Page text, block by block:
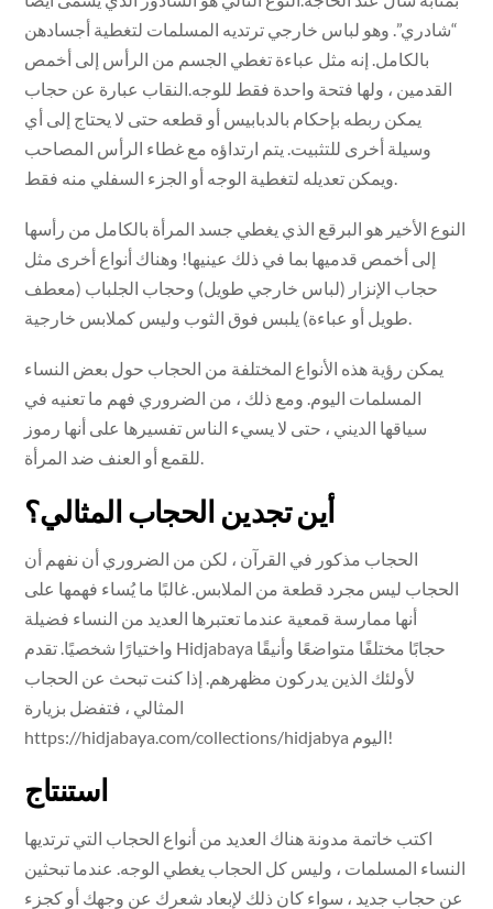
“شادري”. وهو لباس خارجي ترتديه المسلمات لتغطية أجسادهن
بالكامل. إنه مثل عباءة تغطي الجسم من الرأس إلى أخمص
القدمين ، ولها فتحة واحدة فقط للوجه.النقاب عبارة عن حجاب
يمكن ربطه بإحكام بالدبابيس أو قطعه حتى لا يحتاج إلى أي
وسيلة أخرى للتثبيت. يتم ارتداؤه مع غطاء الرأس المصاحب
ويمكن تعديله لتغطية الوجه أو الجزء السفلي منه فقط.
النوع الأخير هو البرقع الذي يغطي جسد المرأة بالكامل من رأسها
إلى أخمص قدميها بما في ذلك عينيها! وهناك أنواع أخرى مثل
حجاب الإنزار (لباس خارجي طويل) وحجاب الجلباب (معطف
طويل أو عباءة) يلبس فوق الثوب وليس كملابس خارجية.
يمكن رؤية هذه الأنواع المختلفة من الحجاب حول بعض النساء
المسلمات اليوم. ومع ذلك ، من الضروري فهم ما تعنيه في
سياقها الديني ، حتى لا يسيء الناس تفسيرها على أنها رموز
للقمع أو العنف ضد المرأة.
أين تجدين الحجاب المثالي؟
الحجاب مذكور في القرآن ، لكن من الضروري أن نفهم أن
الحجاب ليس مجرد قطعة من الملابس. غالبًا ما يُساء فهمها على
أنها ممارسة قمعية عندما تعتبرها العديد من النساء فضيلة
واختيارًا شخصيًا. تقدم Hidjabaya حجابًا مختلفًا متواضعًا وأنيقًا
لأولئك الذين يدركون مظهرهم. إذا كنت تبحث عن الحجاب
المثالي ، فتفضل بزيارة
https://hidjabaya.com/collections/hidjabya اليوم!
استنتاج
اكتب خاتمة مدونة هناك العديد من أنواع الحجاب التي ترتديها
النساء المسلمات ، وليس كل الحجاب يغطي الوجه. عندما تبحثين
عن حجاب جديد ، سواء كان ذلك لإبعاد شعرك عن وجهك أو كجزء